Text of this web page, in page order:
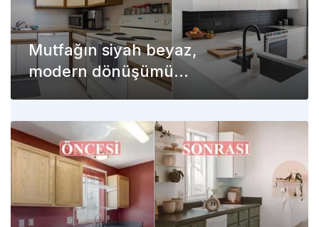
Mutfağın siyah beyaz,
modern dönüşümü
(Öncesi – sonrası)